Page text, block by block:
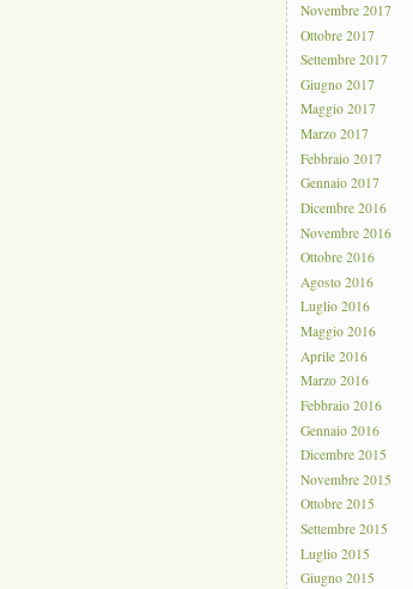
Novembre 2017
Ottobre 2017
Settembre 2017
Giugno 2017
Maggio 2017
Marzo 2017
Febbraio 2017
Gennaio 2017
Dicembre 2016
Novembre 2016
Ottobre 2016
Agosto 2016
Luglio 2016
Maggio 2016
Aprile 2016
Marzo 2016
Febbraio 2016
Gennaio 2016
Dicembre 2015
Novembre 2015
Ottobre 2015
Settembre 2015
Luglio 2015
Giugno 2015